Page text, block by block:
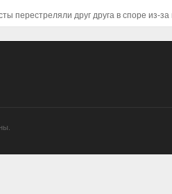
Директпресс - Исламисты